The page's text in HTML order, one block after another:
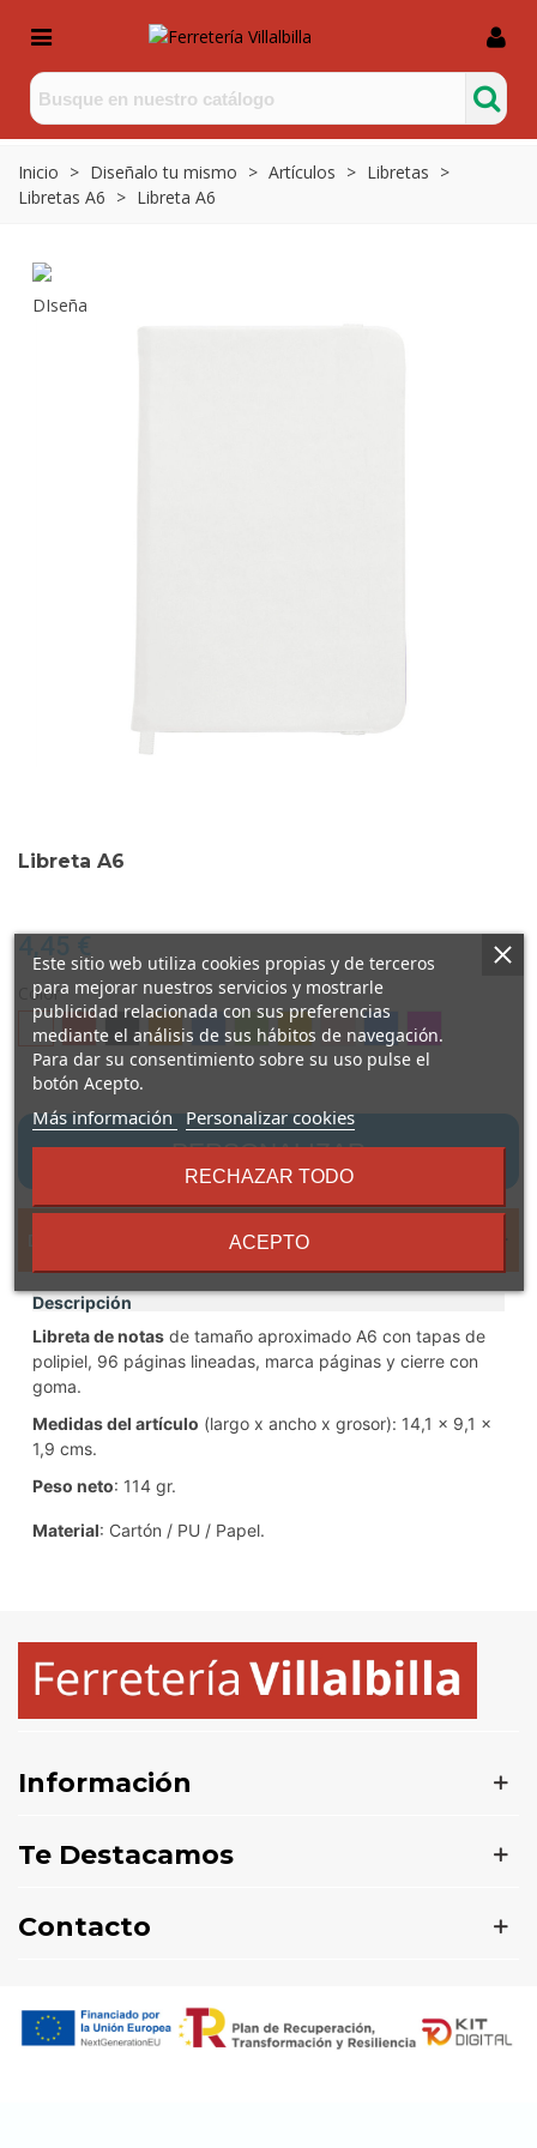
Inicio > Diseñalo tu mismo > Artículos > Libretas >
Libretas A6 > Libreta A6
Libreta A6
Color
BlancoRojo NegroNaranja
Azul VerdeAmarilloRosa Azul
Claro
Morado
PERSONALIZAR
Descripción
Libreta de notas de tamaño aproximado A6 con tapas de
polipiel, 96 páginas lineadas, marca páginas y cierre con
goma.
Medidas del artículo (largo x ancho x grosor): 14,1 x 9,1 x
1,9 cms.
Peso neto: 114 gr.
Material: Cartón / PU / Papel.
Información
Te Destacamos
Contacto
Este sitio web utiliza cookies propias y de terceros
para mejorar nuestros servicios y mostrarle
publicidad relacionada con sus preferencias
mediante el análisis de sus hábitos de navegación.
Para dar su consentimiento sobre su uso pulse el
botón Acepto.
Más informaciónsobre
los
términos
condiciones
Personalizar cookies
RECHAZAR TODO
ACEPTO